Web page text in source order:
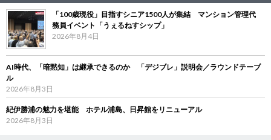
「100歳現役」目指すシニア1500人が集結 マンション管理代
務員イベント「うぇるねすシップ」
2026年8月4日
AI時代、「暗黙知」は継承できるのか 「デジブレ」説明会／ラウンドテーブ
ル
2026年8月3日
紀伊勝浦の魅力を堪能 ホテル浦島、日昇館をリニューアル
2026年8月3日